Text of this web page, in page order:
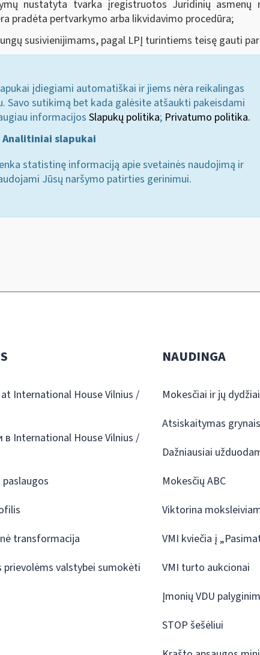
nustatyta tvarka įregistruotos Juridinių
pradėta pertvarkymo arba likvidavimo procedūra;
susivienijimams, pagal LPĮ turintiems teisę gauti
įdiegiami automatiškai ir jiems nėra reikalingas
Savo sutikimą bet kada galėsite atšaukti pakeisdami
informacijos Slapukų politika; Privatumo politika.
Analitiniai slapukai
statistinę informaciją apie svetainės naudojimą ir
Jūsų naršymo patirties gerinimui.
International House Vilnius /
в International House Vilnius /
transformacija
prievolėms valstybei sumokėti
NAUDINGA
Mokesčiai ir jų dydžiai
Atsiskaitymas
Dažniausiai
Mokesčių ABC
Viktorina
VMI kviečia į
VMI turto aukcionai
Įmonių VDU
STOP šešėliui